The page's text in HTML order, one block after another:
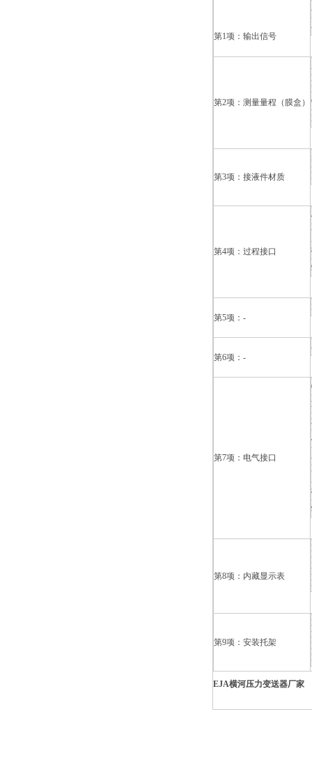
第1项：输出信号
第2项：测量量程（膜盒）
第3项：接液件材质
第4项：过程接口
第5项：-
第6项：-
第7项：电气接口
第8项：内藏显示表
第9项：安装托架
EJA横河压力变送器厂家